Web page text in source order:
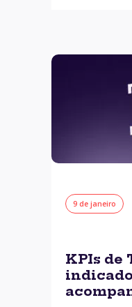
9 de janeiro
KPIs de